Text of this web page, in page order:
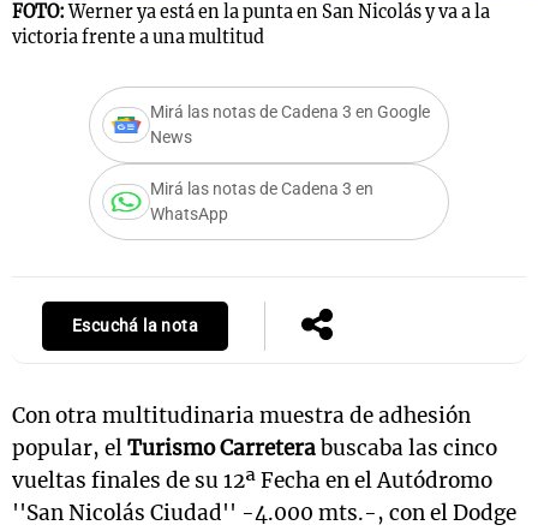
FOTO: Werner ya está en la punta en San Nicolás y va a la
victoria frente a una multitud
Mirá las notas de Cadena 3 en Google
News
Mirá las notas de Cadena 3 en
WhatsApp
Escuchá la nota
Con otra multitudinaria muestra de adhesión
popular, elTurismo Carreterabuscaba las cinco
vueltas finales de su 12ª Fecha en el Autódromo
''San Nicolás Ciudad'' -4.000 mts.-, con el Dodge